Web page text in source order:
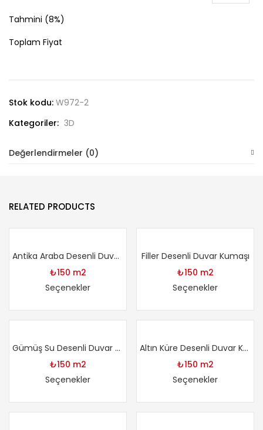
Tahmini (8%)
Toplam Fiyat
Stok kodu: W972-2
Kategoriler: 3D
Değerlendirmeler (0)
RELATED PRODUCTS
Antika Araba Desenli Duvar Kumaşı
₺150 m2
Seçenekler
Filler Desenli Duvar Kumaşı
₺150 m2
Seçenekler
Gümüş Su Desenli Duvar Kumaşı
₺150 m2
Seçenekler
Altın Küre Desenli Duvar Kumaşı
₺150 m2
Seçenekler